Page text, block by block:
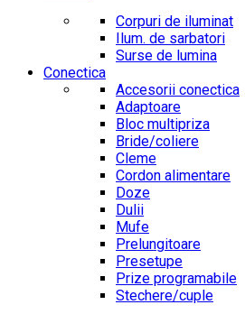
Corpuri de iluminat
Ilum. de sarbatori
Surse de lumina
Conectica
Accesorii conectica
Adaptoare
Bloc multipriza
Bride/coliere
Cleme
Cordon alimentare
Doze
Dulii
Mufe
Prelungitoare
Presetupe
Prize programabile
Stechere/cuple